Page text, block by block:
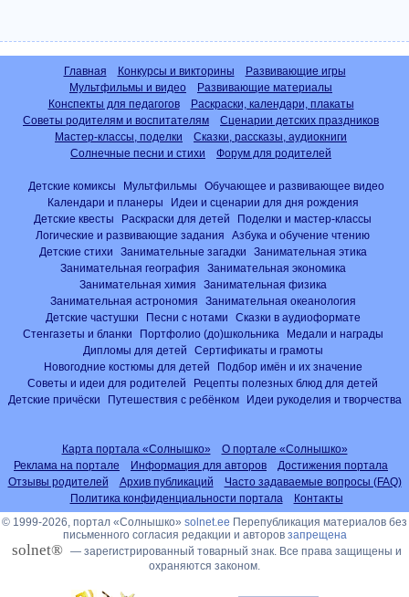
Главная Конкурсы и викторины
Развивающие игры
Мультфильмы и видео
Развивающие материалы
Конспекты для педагогов
Раскраски, календари, плакаты
Советы родителям и воспитателям
Сценарии детских праздников
Мастер-классы, поделки
Сказки, рассказы, аудиокниги
Солнечные песни и стихи
Форум для родителей
Детские комиксы Мультфильмы
Обучающее и развивающее видео
Календари и планеры
Идеи и сценарии для дня рождения
Детские квесты
Раскраски для детей
Поделки и мастер-классы
Логические и развивающие задания
Азбука и обучение чтению
Детские стихи
Занимательные загадки
Занимательная этика
Занимательная география
Занимательная экономика
Занимательная химия
Занимательная физика
Занимательная астрономия
Занимательная океанология
Детские частушки
Песни с нотами
Сказки в аудиоформате
Стенгазеты и бланки
Портфолио (до)школьника
Медали и награды
Дипломы для детей
Сертификаты и грамоты
Новогодние костюмы для детей
Подбор имён и их значение
Советы и идеи для родителей
Рецепты полезных блюд для детей
Детские причёски
Путешествия с ребёнком Идеи рукоделия и творчества
Карта портала «Солнышко»
О портале «Солнышко»
Реклама на портале
Информация для авторов
Достижения портала
Отзывы родителей
Архив публикаций
Часто задаваемые вопросы (FAQ)
Политика конфиденциальности портала
Контакты
© 1999-2026, портал «Солнышко» solnet.ee Перепубликация материалов без
письменного согласия редакции и авторов запрещена
solnet® — зарегистрированный товарный знак. Все права защищены и
охраняются законом.